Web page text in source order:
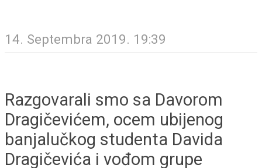
14. Septembra 2019. 19:39
Razgovarali smo sa Davorom
Dragičevićem, ocem ubijenog
banjalučkog studenta Davida
Dragičevića i vođom grupe